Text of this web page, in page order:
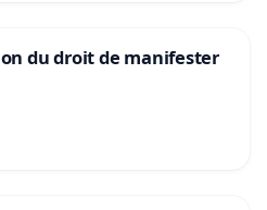
du droit de manifester